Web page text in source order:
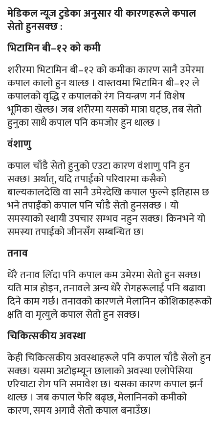
मेडिकल न्यूज टुडेका अनुसार यी कारणहरूले कपाल
सेतो हुनसक्छ :
भिटामिन बी–१२ को कमी
शरीरमा भिटामिन बी–१२ को कमीका कारण सानै उमेरमा
कपाल कालो हुन थाल्छ । वास्तवमा भिटामिन बी–१२ ले
कपालको वृद्धि र कपालको रंग नियन्त्रण गर्न विशेष
भूमिका खेल्छ। जब शरीरमा यसको मात्रा घट्छ, तब सेतो
हुनुका साथै कपाल पनि कमजोर हुन थाल्छ ।
वंशाणु
कपाल चाँडै सेतो हुनुको एउटा कारण वंशाणु पनि हुन
सक्छ। अर्थात्, यदि तपाईंको परिवारमा कसैको
बाल्यकालदेखि वा सानै उमेरदेखि कपाल फुल्ने इतिहास छ
भने तपाईंको कपाल पनि चाँडै सेतो हुनसक्छ । यो
समस्याको स्थायी उपचार सम्भव नहुन सक्छ। किनभने यो
समस्या तपाईको जीनसँग सम्बन्धित छ।
तनाव
धेरै तनाव लिँदा पनि कपाल कम उमेरमा सेतो हुन सक्छ।
यति मात्र होइन, तनावले अन्य धेरै रोगहरूलाई पनि बढावा
दिने काम गर्छ। तनावको कारणले मेलानिन कोशिकाहरूको
क्षति वा मृत्युले कपाल सेतो हुन सक्छ।
चिकित्सकीय अवस्था
केही चिकित्सकीय अवस्थाहरूले पनि कपाल चाँडै सेलो हुन
सक्छ। यसमा अटोइम्यून छालाको अवस्था एलोपेसिया
एरियाटा रोग पनि समावेश छ। यसका कारण कपाल झर्न
थाल्छ । जब कपाल फेरि बढ्छ, मेलानिनको कमीको
कारण, समय अगावै सेतो कपाल बनाउँछ।